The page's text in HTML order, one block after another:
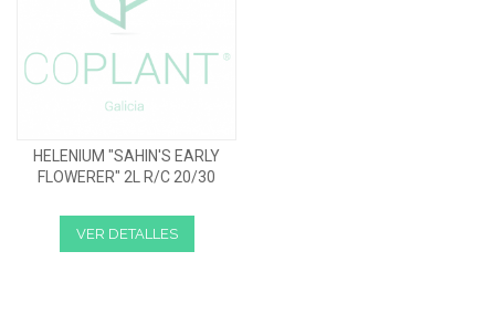
HELENIUM "SAHIN'S EARLY
FLOWERER" 2L R/C 20/30
VER DETALLES